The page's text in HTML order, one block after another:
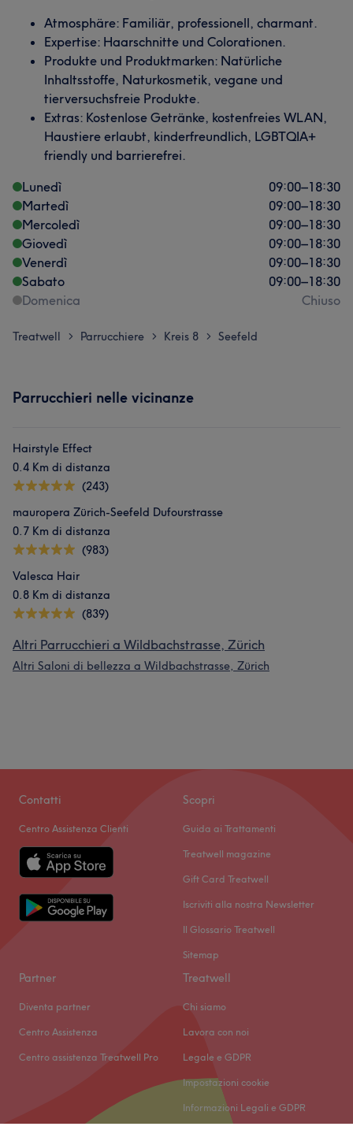
Atmosphäre: Familiär, professionell, charmant.
Expertise: Haarschnitte und Colorationen.
Produkte und Produktmarken: Natürliche
Inhaltsstoffe, Naturkosmetik, vegane und
tierversuchsfreie Produkte.
Extras: Kostenlose Getränke, kostenfreies WLAN,
Haustiere erlaubt, kinderfreundlich, LGBTQIA+
friendly und barrierefrei.
Lunedì
09:00–18:30
Martedì
09:00–18:30
Mercoledì
09:00–18:30
Giovedì
09:00–18:30
Venerdì
09:00–18:30
Sabato
09:00–18:30
Domenica
Chiuso
Treatwell > Parrucchiere > Kreis 8 > Seefeld
Parrucchieri nelle vicinanze
Hairstyle Effect
0.4 Km di distanza
(243)
mauropera Zürich-Seefeld Dufourstrasse
0.7 Km di distanza
(983)
Valesca Hair
0.8 Km di distanza
(839)
Altri Parrucchieri a Wildbachstrasse, Zürich
Altri Saloni di bellezza a Wildbachstrasse, Zürich
Contatti
Centro Assistenza Clienti
Scopri
Guida ai Trattamenti
Treatwell magazine
Gift Card Treatwell
Iscriviti alla nostra Newsletter
Il Glossario Treatwell
Sitemap
Partner
Diventa partner
Centro Assistenza
Centro assistenza Treatwell Pro
Treatwell
Chi siamo
Lavora con noi
Legale e GDPR
Impostazioni cookie
Informazioni Legali e GDPR